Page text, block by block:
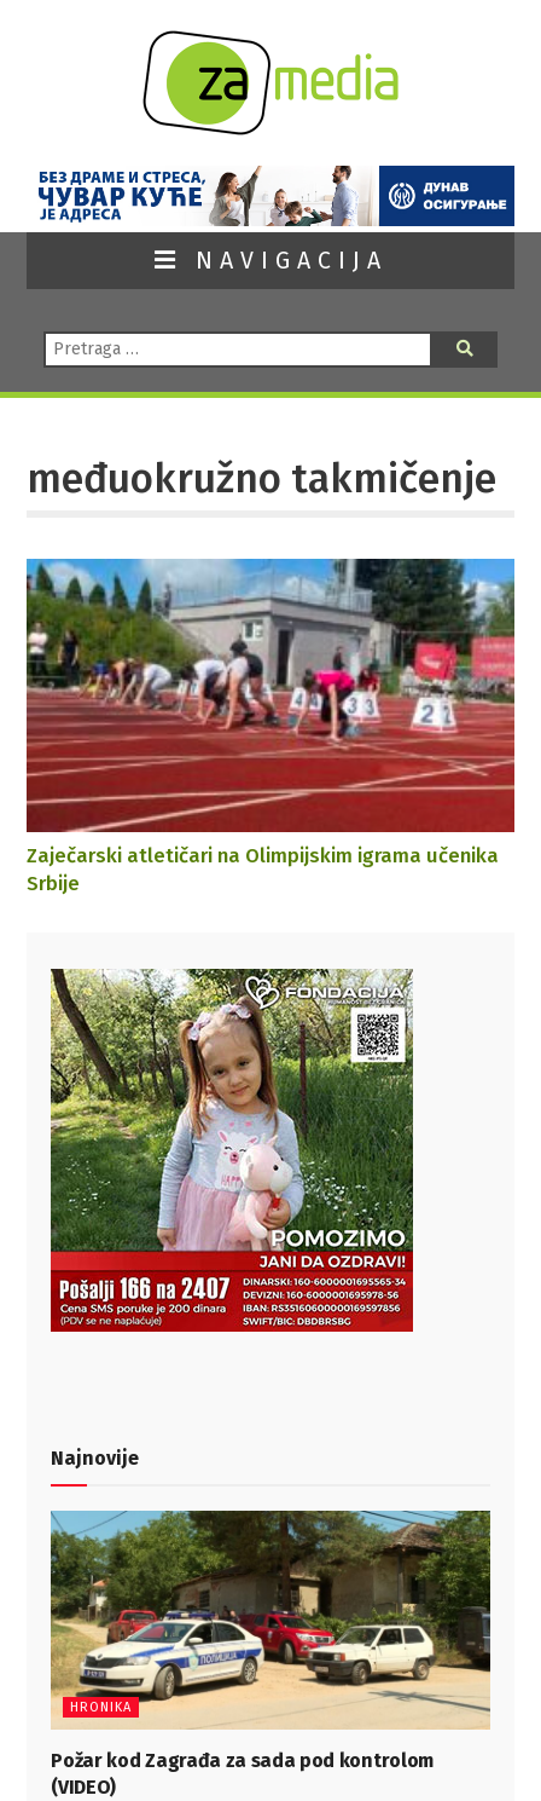
NAVIGACIJA
Pretraga:
međuokružno takmičenje
Zaječarski atletičari na Olimpijskim igrama učenika
Srbije
Najnovije
HRONIKA
Požar kod Zagrađa za sada pod kontrolom
(VIDEO)